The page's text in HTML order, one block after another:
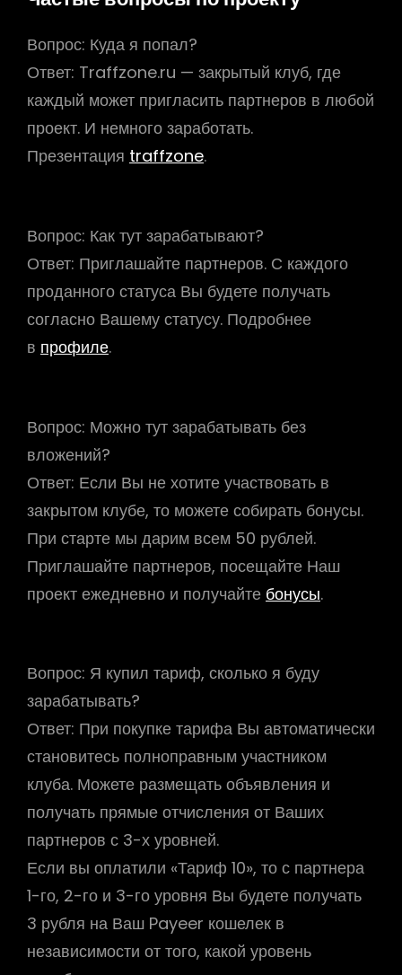
Вопрос: Куда я попал?
Ответ: Traffzone.ru — закрытый клуб, где
каждый может пригласить партнеров в любой
проект. И немного заработать.
Презентация traffzone.
Вопрос: Как тут зарабатывают?
Ответ: Приглашайте партнеров. С каждого
проданного статуса Вы будете получать
согласно Вашему статусу. Подробнее
в профиле.
Вопрос: Можно тут зарабатывать без
вложений?
Ответ: Если Вы не хотите участвовать в
закрытом клубе, то можете собирать бонусы.
При старте мы дарим всем 50 рублей.
Приглашайте партнеров, посещайте Наш
проект ежедневно и получайте бонусы.
Вопрос: Я купил тариф, сколько я буду
зарабатывать?
Ответ: При покупке тарифа Вы автоматически
становитесь полноправным участником
клуба. Можете размещать объявления и
получать прямые отчисления от Ваших
партнеров с 3-х уровней.
Если вы оплатили «Тариф 10», то с партнера
1-го, 2-го и 3-го уровня Вы будете получать
3 рубля на Ваш Payeer кошелек в
независимости от того, какой уровень